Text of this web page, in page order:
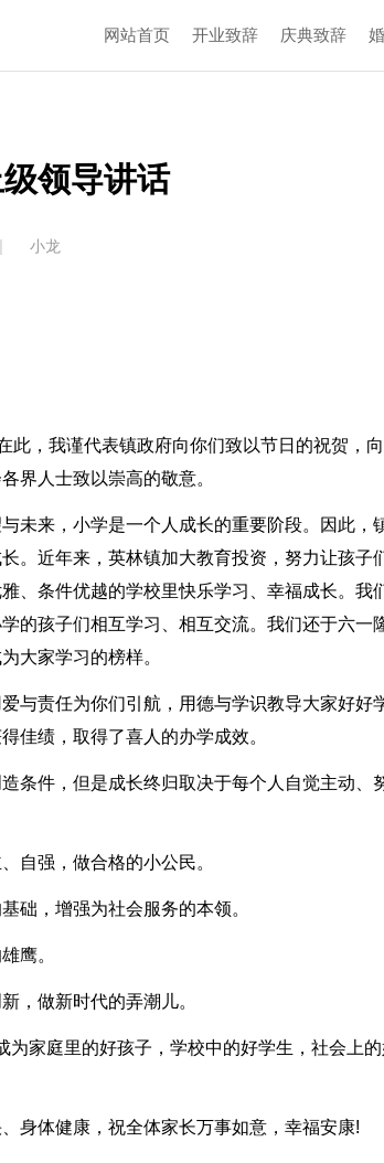
网站首页 开业致辞 庆典致辞
领导讲话
| 小龙
此，我谨代表镇政府向你们致以节日的祝贺，
界人士致以崇高的敬意。
未来，小学是一个人成长的重要阶段。因此，
。近年来，英林镇加大教育投资，努力让孩子
、条件优越的学校里快乐学习、幸福成长。我
的孩子们相互学习、相互交流。我们还于六一
大家学习的榜样。
与责任为你们引航，用德与学识教导大家好好
佳绩，取得了喜人的办学成效。
条件，但是成长终归取决于每个人自觉主动、
自强，做合格的小公民。
础，增强为社会服务的本领。
鹰。
，做新时代的弄潮儿。
家庭里的好孩子，学校中的好学生，社会上
身体健康，祝全体家长万事如意，幸福安康!